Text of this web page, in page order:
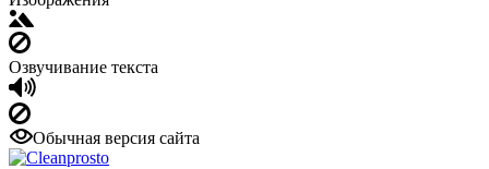
Озвучивание текста
Обычная версия сайта